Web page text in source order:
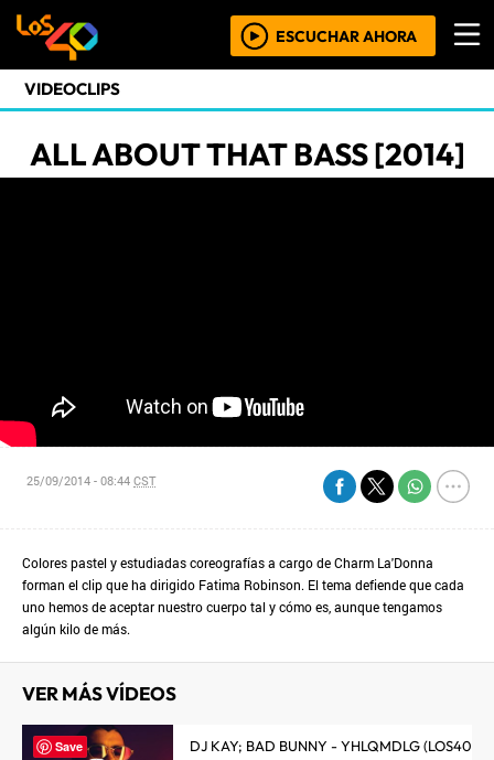
ESCUCHAR AHORA
VIDEOCLIPS
ALL ABOUT THAT BASS [2014]
25/09/2014 - 08:44CST
Colores pastel y estudiadas coreografías a cargo de Charm La'Donna
forman el clip que ha dirigido Fatima Robinson. El tema defiende que cada
uno hemos de aceptar nuestro cuerpo tal y cómo es, aunque tengamos
algún kilo de más.
VER MÁS VÍDEOS
DJ KAY; BAD BUNNY - YHLQMDLG (LOS40
Save